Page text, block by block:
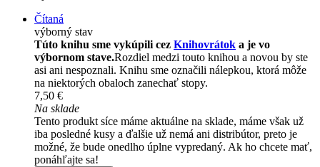
Čítaná
výborný stav
Túto knihu sme vykúpili cez Knihovrátok a je vo
výbornom stave.Rozdiel medzi touto knihou a novou by ste
asi ani nespoznali. Knihu sme označili nálepkou, ktorá môže
na niektorých obaloch zanechať stopy.
7,50 €
Na sklade
Tento produkt síce máme aktuálne na sklade, máme však už
iba posledné kusy a ďalšie už nemá ani distribútor, preto je
možné, že bude onedlho úplne vypredaný. Ak ho chcete mať,
ponáhľajte sa!